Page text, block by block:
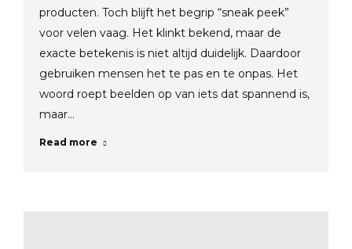
producten. Toch blijft het begrip “sneak peek”
voor velen vaag. Het klinkt bekend, maar de
exacte betekenis is niet altijd duidelijk. Daardoor
gebruiken mensen het te pas en te onpas. Het
woord roept beelden op van iets dat spannend is,
maar…
Read more